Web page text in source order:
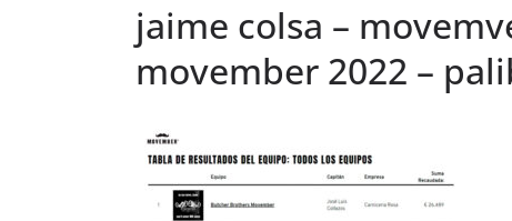
jaime colsa –
movember 2022 –